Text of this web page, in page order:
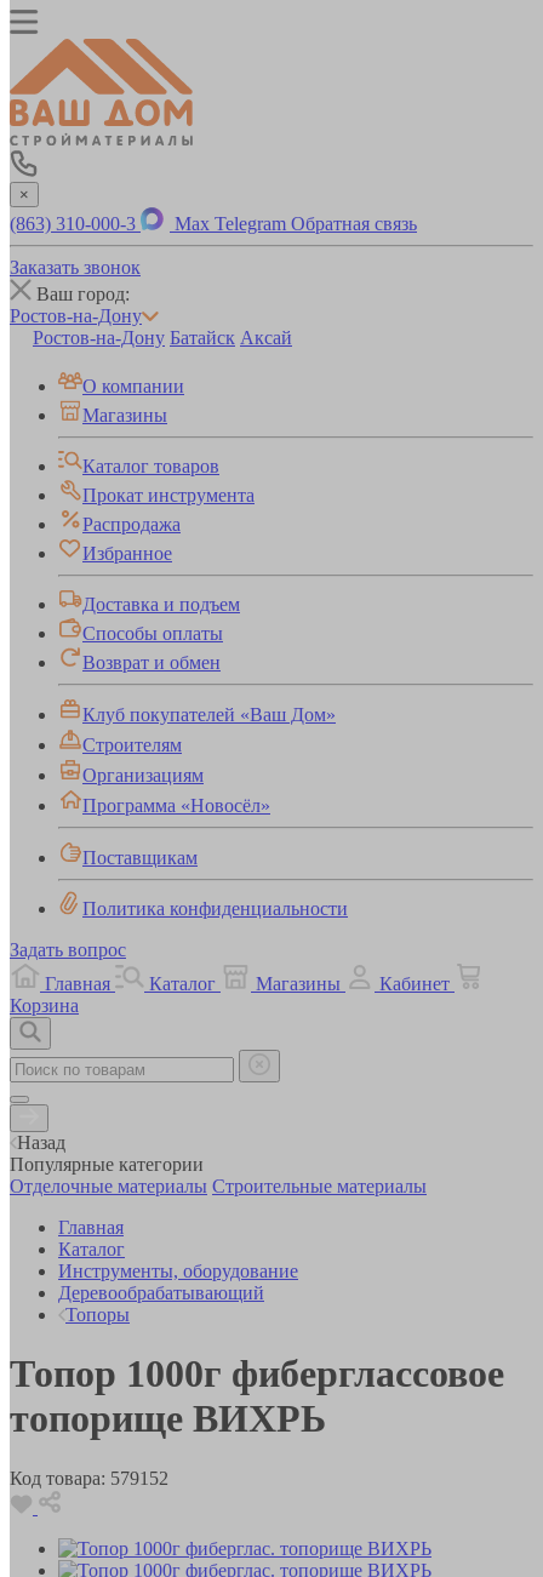
×
(863) 310-000-3 Max Telegram Обратная связь
Заказать звонок
Ваш город:
Ростов-на-Дону
Ростов-на-Дону Батайск Аксай
О компании
Магазины
Каталог товаров
Прокат инструмента
Распродажа
Избранное
Доставка и подъем
Способы оплаты
Возврат и обмен
Клуб покупателей «Ваш Дом»
Строителям
Организациям
Программа «Новосёл»
Поставщикам
Политика конфиденциальности
Задать вопрос
Главная
Каталог Магазины
Кабинет
Корзина
Назад
Популярные категории
Отделочные материалы Строительные материалы
Главная
Каталог
Инструменты, оборудование
Деревообрабатывающий
Топоры
Топор 1000г фиберглассовое
топорище ВИХРЬ
Код товара: 579152